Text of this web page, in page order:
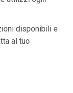
disponibili e
al tuo